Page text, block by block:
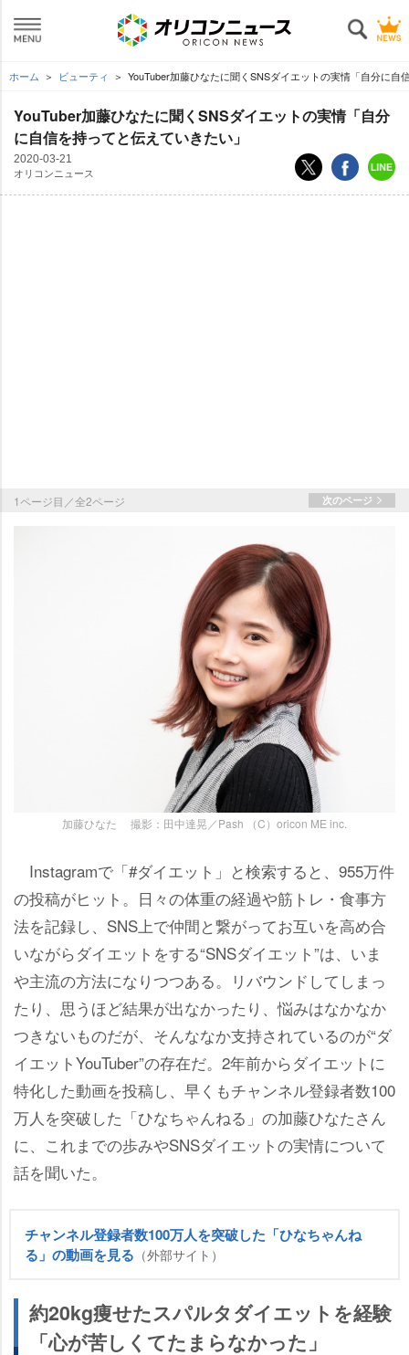
ホーム ビューティ YouTuber加藤ひなたに聞くSNSダイエットの実情「自分に自
YouTuber加藤ひなたに聞くSNSダイエットの実情「自分
に自信を持ってと伝えていきたい」
2020-03-21
オリコンニュース
1ページ目／全2ページ 次のページ
加藤ひなた 撮影：田中達晃／Pash （C）oricon ME inc.
Instagramで「#ダイエット」と検索すると、955万件
の投稿がヒット。日々の体重の経過や筋トレ・食事方
法を記録し、SNS上で仲間と繋がってお互いを高め合
いながらダイエットをする“SNSダイエット”は、いま
主流の方法になりつつある。リバウンドしてしまっ
たり、思うほど結果が出なかったり、悩みはなかなか
つきないものだが、そんななか支持されているのが“ダ
イエットYouTuber”の存在だ。2年前からダイエットに
特化した動画を投稿し、早くもチャンネル登録者数100
万人を突破した「ひなちゃんねる」の加藤ひなたさん
に、これまでの歩みやSNSダイエットの実情について
話を聞いた。
チャンネル登録者数100万人を突破した「ひなちゃんね
る」の動画を見る （外部サイト）
約20kg痩せたスパルタダイエットを経験
「心が苦しくてたまらなかった」